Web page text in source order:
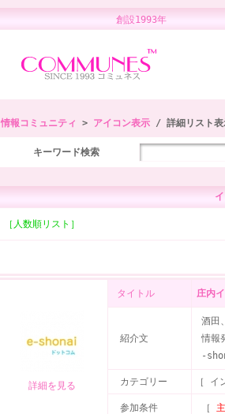
創設1993年 コ
情報コミュニティ > アイコン表示 / 詳細リスト表
キーワード検索
［人数順リスト］
詳細を見る
タイトル 庄内
紹介文
酒田
情報
-
カテゴリー ［ イ
参加条件 ［